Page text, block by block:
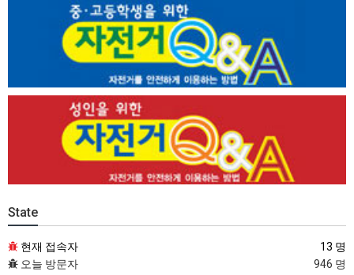
State
현재 접속자
13 명
오늘 방문자
946 명